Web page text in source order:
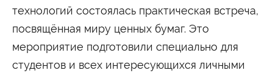
Формы обучения
Очная форма обучения
Очно-заочная форма обучения
Заочная форма обучения
Мероприятия
технологий состоялась практическая встреча,
посвящённая миру ценных бумаг. Это
мероприятие подготовили специально для
студентов и всех интересующихся личными